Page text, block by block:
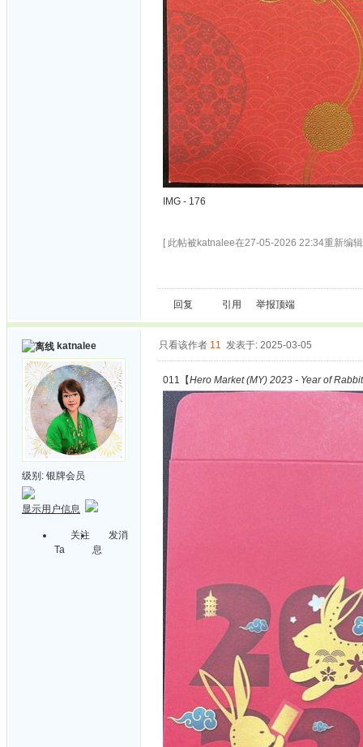
IMG - 176
[ 此帖被katnalee在27-05-2026 22:34重新编
回复 引用 举报顶端
katnalee
级别: 银牌会员
显示用户信息
关注
Ta
发消
息
只看该作者 11 发表于: 2025-03-05
011【Hero Market (MY) 2023 - Year of Rabbit